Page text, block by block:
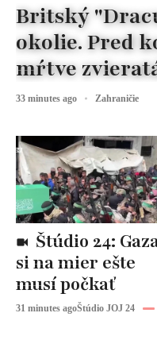
si na mier ešte
musí počkať
31 minutes agoŠtúdio JOJ 24
Britský
okolie. Pred
mŕtve
33 minutes ago Zahraničie